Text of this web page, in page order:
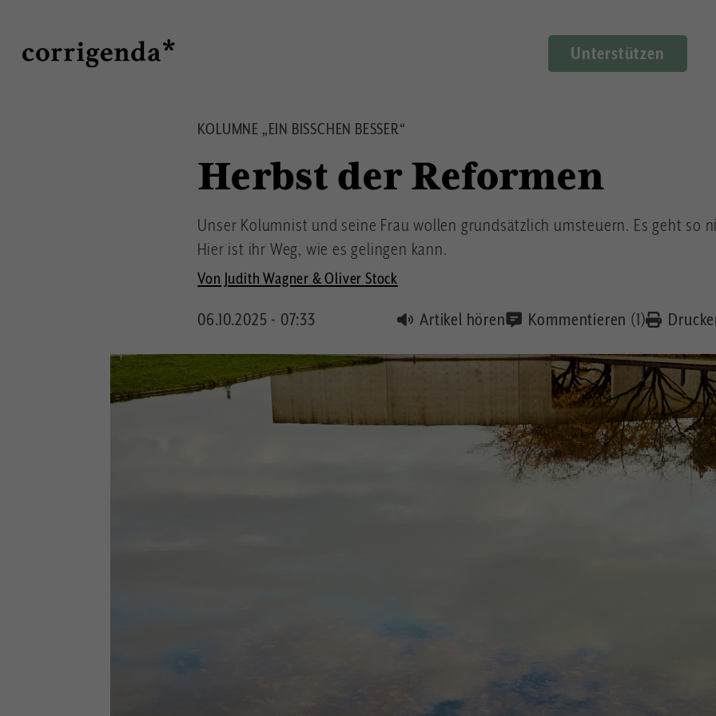
Inhalt
Unterstützen
KOLUMNE „EIN BISSCHEN BESSER“
Herbst der Reformen
Unser Kolumnist und seine Frau wollen grundsätzlich umsteuern. Es geht so
Hier ist ihr Weg, wie es gelingen kann.
Von Judith Wagner & Oliver Stock
06.10.2025 - 07:33 Artikel hören Kommentieren (1)